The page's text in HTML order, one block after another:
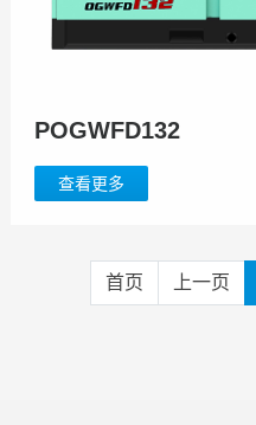
POGWFD132
查看更多
首页 上一页